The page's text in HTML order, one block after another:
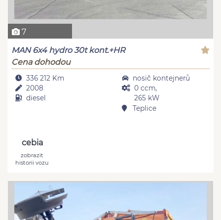
7
MAN 6x4 hydro 30t kont.+HR
Cena dohodou
336 212 Km
2008
diesel
nosič kontejnerů
0 ccm,
265 kW
Teplice
cebia
zobrazit
historii vozu